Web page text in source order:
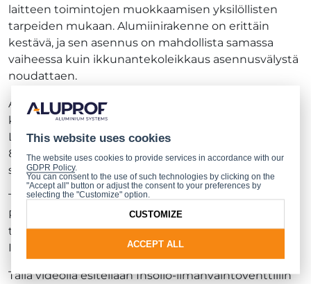
laitteen toimintojen muokkaamisen yksilöllisten
tarpeiden mukaan. Alumiinirakenne on erittäin
kestävä, ja sen asennus on mahdollista samassa
vaiheessa kuin ikkunantekoleikkaus asennusvälystä
noudattaen.
ALUPROF tarjoaa Insolio-ilmanvaihtoventtiiliä
kolmessa värissä: RAL 9005, RAL 7016 ja RAL 9016.
Laite on saatavilla järjestelmiin
86N,MB-104Passive jaMB-77HS, ja sen voi tilata
saasteiden suodatuksella tai ilman.
Tuote on saanut kansallisen teknisen arvioinnin
Puolan rakennustutkimusinstituutilta ja kansallisen
teknisen hyväksynnän saksalaiselta Deutsches
Institut für Bautechnik -laitokselta.
Tällä videolla esitellään Insolio-ilmanvaihtoventtiilin
This website uses cookies
The website uses cookies to provide services in accordance with our
GDPR Policy.
You can consent to the use of such technologies by clicking on the
"Accept all" button or adjust the consent to your preferences by
selecting the "Customize" option.
ACCEPT ALL
CUSTOMIZE